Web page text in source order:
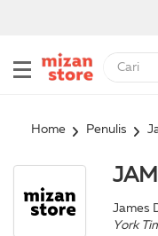
Home Penulis
James
York